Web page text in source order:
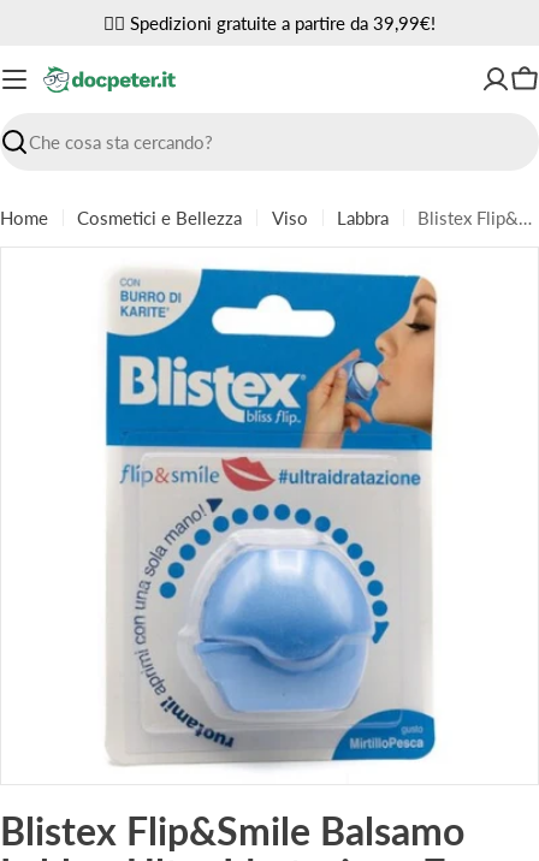
contenuto
✌🏼 Spedizioni gratuite a partire da 39,99€!
Ricerca
Home Cosmetici e Bellezza Viso Labbra
Blistex Flip&Smile Balsamo Labbra Ultra Idratazione 7 g
Apri supporto 0 in modalità modale
Blistex Flip&Smile Balsamo